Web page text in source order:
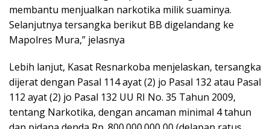
membantu menjualkan narkotika milik suaminya.
Selanjutnya tersangka berikut BB digelandang ke
Mapolres Mura,” jelasnya
Lebih lanjut, Kasat Resnarkoba menjelaskan, tersangka
dijerat dengan Pasal 114 ayat (2) jo Pasal 132 atau Pasal
112 ayat (2) jo Pasal 132 UU RI No. 35 Tahun 2009,
tentang Narkotika, dengan ancaman minimal 4 tahun